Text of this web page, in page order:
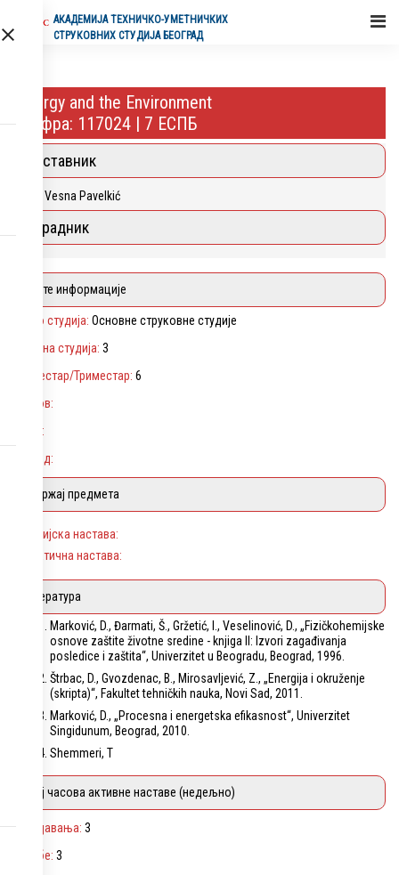
АКАДЕМИЈA ТЕХНИЧКО-УМЕТНИЧКИХ
СТРУКОВНИХ СТУДИЈА БЕОГРАД
Energy and the Environment
Шифра: 117024 | 7 ЕСПБ
Опште информације
Ниво студија: Основне струковне студије
Година студија: 3
Семестар/Триместар: 6
Услов:
Циљ:
Исход:
Садржај предмета
Теоријска настава:
Практична настава:
Литература
Marković, D., Đarmati, Š., Gržetić, I., Veselinović, D., „Fizičkohemijske
osnove zaštite životne sredine - knjiga II: Izvori zagađivanja
posledice i zaštita“, Univerzitet u Beogradu, Beograd, 1996.
Štrbac, D., Gvozdenac, B., Mirosavljević, Z., „Energija i okruženje
(skripta)“, Fakultet tehničkih nauka, Novi Sad, 2011.
Marković, D., „Procesna i energetska efikasnost“, Univerzitet
Singidunum, Beograd, 2010.
Shemmeri, T
Број часова активне наставе (недељно)
Предавања: 3
Вежбе: 3
Наставник
Phd Vesna Pavelkić
Сарадник